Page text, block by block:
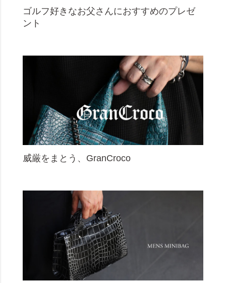
ゴルフ好きなお父さんにおすすめのプレゼ
ント
威厳をまとう、GranCroco